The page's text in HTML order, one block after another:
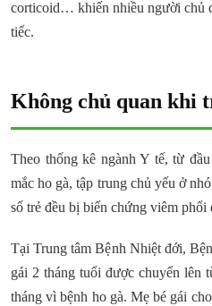
corticoid… khiến nhiều người chủ
tiếc.
Không chủ quan khi
Theo thống kê ngành Y tế, từ
mắc ho gà, tập trung chủ yếu ở
số trẻ đều bị biến chứng viêm phổi
Tại Trung tâm Bệnh Nhiệt đới,
gái 2 tháng tuổi được chuyển lên
tháng vì bệnh ho gà. Mẹ bé gái